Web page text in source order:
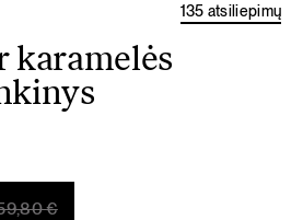
135 atsiliepimų
karamelės
€